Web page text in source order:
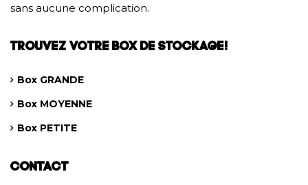
sans aucune complication.
TROUVEZ VOTRE BOX DE STOCKAGE!
Box GRANDE
Box MOYENNE
Box PETITE
CONTACT